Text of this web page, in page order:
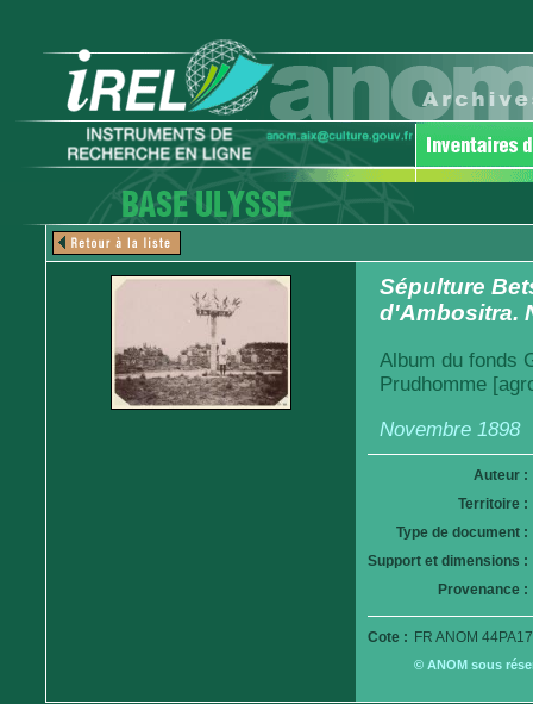
Sépulture
d'Ambositra.
Album du fonds
Prudhomme
Novembre 1898
Auteur :
Territoire :
Type de document :
Support et dimensions :
Provenance :
Cote : FR ANOM
© ANOM sous